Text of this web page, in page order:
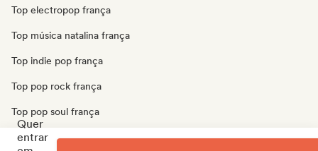
Top electropop frança
Top música natalina frança
Top indie pop frança
Top pop rock frança
Top pop soul frança
Top schlager/german song frança
Quer
entrar